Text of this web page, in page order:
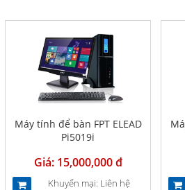
Máy tính để bàn FPT ELEAD
Pi5019i
Giá: 15,000,000 đ
Khuyến mại: Liên hệ